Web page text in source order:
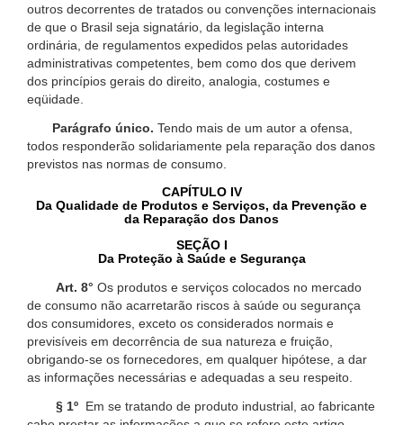
outros decorrentes de tratados ou convenções internacionais
de que o Brasil seja signatário, da legislação interna
ordinária, de regulamentos expedidos pelas autoridades
administrativas competentes, bem como dos que derivem
dos princípios gerais do direito, analogia, costumes e
eqüidade.
Parágrafo único. Tendo mais de um autor a ofensa,
todos responderão solidariamente pela reparação dos danos
previstos nas normas de consumo.
CAPÍTULO IV
Da Qualidade de Produtos e Serviços, da Prevenção e
da Reparação dos Danos
SEÇÃO I
Da Proteção à Saúde e Segurança
Art. 8° Os produtos e serviços colocados no mercado
de consumo não acarretarão riscos à saúde ou segurança
dos consumidores, exceto os considerados normais e
previsíveis em decorrência de sua natureza e fruição,
obrigando-se os fornecedores, em qualquer hipótese, a dar
as informações necessárias e adequadas a seu respeito.
§ 1º Em se tratando de produto industrial, ao fabricante